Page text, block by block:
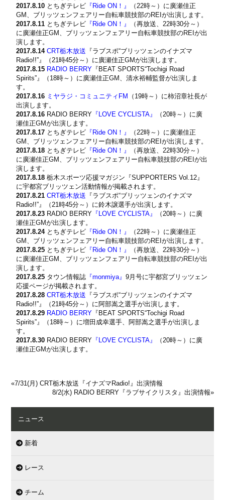
2017.8.10 とちぎテレビ 『Ride ON！』
（22時～）に廣瀬佳正
GM、ブリッツェンフェアリー自転車競技部のREIが出演します。
2017.8.11 とちぎテレビ 『Ride ON！』
（再放送、22時30分～）
に廣瀬佳正GM、ブリッツェンフェアリー自転車競技部のREIが出
演します。
2017.8.14 CRT栃木放送 『ラブスポ“ブリッツェンのイナズマ
Radio!!”』（21時45分～）に廣瀬佳正GMが出演します。
2017.8.15 RADIO BERRY 『BEAT SPORTS“Tochigi Road
Spirits”』（18時～）に廣瀬佳正GM、清水裕輔監督が出演しま
す。
2017.8.16 ミヤラジ・コミュニティFM
（19時～）に柿沼章社長が
出演します。
2017.8.16 RADIO BERRY 『LOVE CYCLISTA』
（20時～）に廣
瀬佳正GMが出演します。
2017.8.17 とちぎテレビ 『Ride ON！』
（22時～）に廣瀬佳正
GM、ブリッツェンフェアリー自転車競技部のREIが出演します。
2017.8.18 とちぎテレビ 『Ride ON！』
（再放送、22時30分～）
に廣瀬佳正GM、ブリッツェンフェアリー自転車競技部のREIが出
演します。
2017.8.18 栃木スポーツ応援マガジン『SUPPORTERS Vol.12』
に宇都宮ブリッツェン活動情報が掲載されます。
2017.8.21 CRT栃木放送 『ラブスポ“ブリッツェンのイナズマ
Radio!!”』（21時45分～）に鈴木譲選手が出演します。
2017.8.23 RADIO BERRY 『LOVE CYCLISTA』
（20時～）に廣
瀬佳正GMが出演します。
2017.8.24とちぎテレビ 『Ride ON！』
（22時～）に廣瀬佳正
GM、ブリッツェンフェアリー自転車競技部のREIが出演します。
2017.8.25 とちぎテレビ 『Ride ON！』
（再放送、22時30分～）
に廣瀬佳正GM、ブリッツェンフェアリー自転車競技部のREIが出
演します。
2017.8.25 タウン情報誌 『monmiya』9月号に宇都宮ブリッツェン
応援ページが掲載されます。
2017.8.28 CRT栃木放送 『ラブスポ“ブリッツェンのイナズマ
Radio!!”』（21時45分～）に阿部嵩之選手が出演します。
2017.8.29 RADIO BERRY 『BEAT SPORTS“Tochigi Road
Spirits”』（18時～）に増田成幸選手、阿部嵩之選手が出演しま
す。
2017.8.30 RADIO BERRY 『LOVE CYCLISTA』
（20時～）に廣
瀬佳正GMが出演します。
«7/31(月) CRT栃木放送『イナズマRadio!』出演情報
8/2(水) RADIO BERRY『ラブサイクリスタ』出演情報»
ニュース
新着
レース
チーム